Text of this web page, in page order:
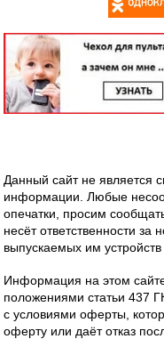
Данный сайт не является
информации. Любые
опечатки, просим
несёт ответственности
выпускаемых им
Информация на этом
положениями статьи 437
с условиями оферты,
оферту или даёт отказ